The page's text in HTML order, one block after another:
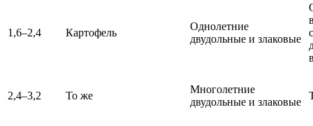
1,6–2,4 Картофель
Однолетние
двудольные и злаковые
2,4–3,2 То же
Многолетние
двудольные и злаковые